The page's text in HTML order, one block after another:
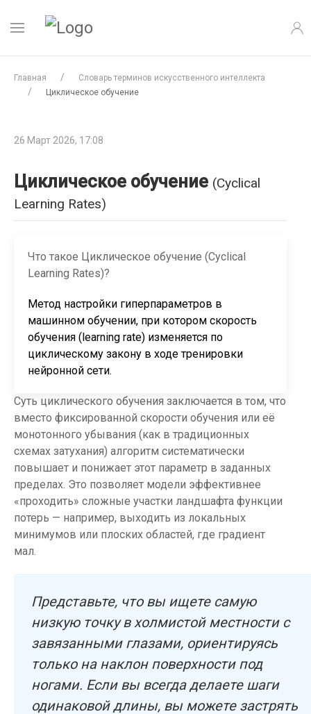
Главная
Словарь терминов искусственного интеллекта
Циклическое обучение
26 Март 2026, 17:08
Циклическое обучение (Cyclical
Learning Rates)
Что такое Циклическое обучение (Cyclical
Learning Rates)?
Метод настройки гиперпараметров в
машинном обучении, при котором скорость
обучения (learning rate) изменяется по
циклическому закону в ходе тренировки
нейронной сети.
Суть циклического обучения заключается в том, что
вместо фиксированной скорости обучения или её
монотонного убывания (как в традиционных
схемах затухания) алгоритм систематически
повышает и понижает этот параметр в заданных
пределах. Это позволяет модели эффективнее
«проходить» сложные участки ландшафта функции
потерь — например, выходить из локальных
минимумов или плоских областей, где градиент
мал.
Представьте, что вы ищете самую
низкую точку в холмистой местности с
завязанными глазами, ориентируясь
только на наклон поверхности под
ногами. Если вы всегда делаете шаги
одинаковой длины, вы можете застрять